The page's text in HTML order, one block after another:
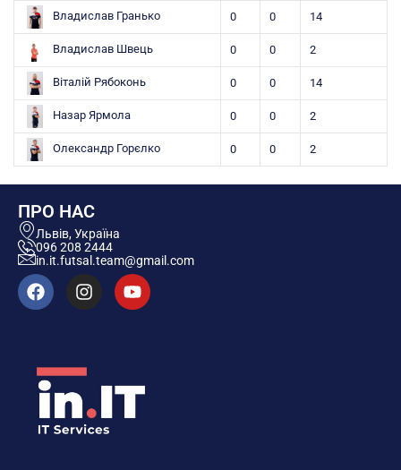
Владислав Гранько 0 0 14
Владислав Швець 0 0 2
Віталій Рябоконь 0 0 14
Назар Ярмола 0 0 2
Олександр Горєлко 0 0 2
ПРО НАС
Львів, Україна
096 208 2444
in.it.futsal.team@gmail.com